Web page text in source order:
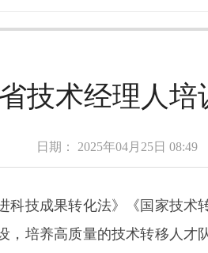
技术经理人
日期： 2025年04月25日
成果转化法》《国家技术
，培养高质量的技术转移人